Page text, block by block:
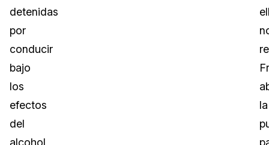
detenidas
por
conducir
bajo
los
efectos
del
alcohol
la